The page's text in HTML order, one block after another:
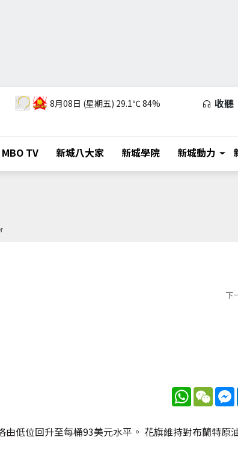
8月08日 (星期五) 29.1℃84% 收聽
MBO TV 新城八大家 新城學院 新城動力
下
WhatsApp
低位回升至每桶93美元水平。 花旗維持對布蘭特原